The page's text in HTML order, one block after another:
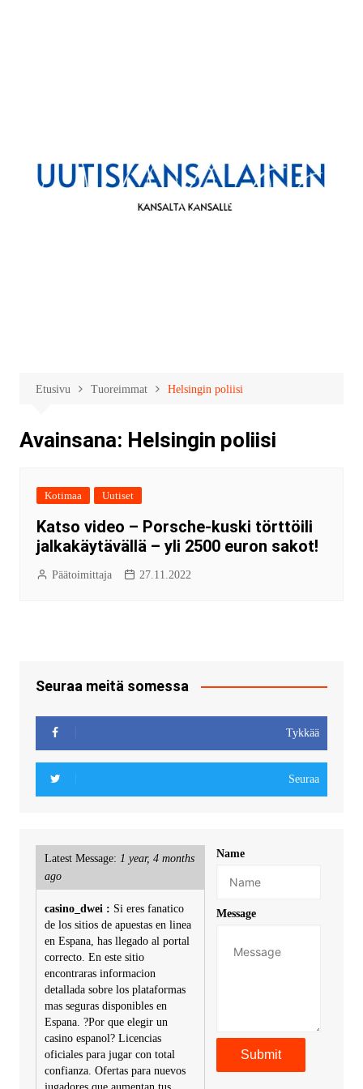
Etusivu Tuoreimmat Helsingin poliisi
Avainsana: Helsingin poliisi
Kotimaa Uutiset
Katso video – Porsche-kuski törttöili
jalkakäytävällä – yli 2500 euron sakot!
Päätoimittaja 27.11.2022
Seuraa meitä somessa
Tykkää
Seuraa
Latest Message: 1 year, 4 months
ago
casino_dwei : Si eres fanatico
de los sitios de apuestas en linea
en Espana, has llegado al portal
correcto. En este sitio
encontraras informacion
detallada sobre los plataformas
mas seguras disponibles en
Espana. ?Por que elegir un
casino espanol? Licencias
oficiales para jugar con total
confianza. Ofertas para nuevos
Name
Message